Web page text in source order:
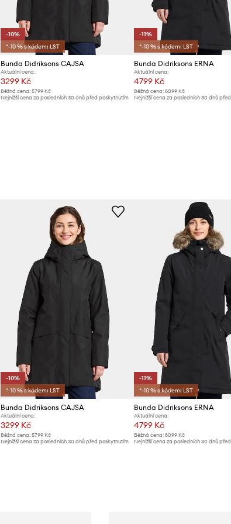
-10%
*-10 % s kódem: LST
Bunda Didriksons CAJSA
Aktuální cena:
3299 Kč
Běžná cena: 5799 Kč
Nejnižší cena za posledních 30 dnů před poskytnutím
-11%
*-10 % s kódem: LST
Bunda Didriksons ERNA
Aktuální cena:
4799 Kč
Běžná cena: 8099 Kč
Nejnižší cena za posledních 30 dnů
-10%
*-10 % s kódem: LST
Bunda Didriksons CAJSA
Aktuální cena:
3299 Kč
Běžná cena: 5799 Kč
Nejnižší cena za posledních 30 dnů před poskytnutím
-11%
*-10 % s kódem: LST
Bunda Didriksons ERNA
Aktuální cena:
4799 Kč
Běžná cena: 8099 Kč
Nejnižší cena za posledních 30 dnů